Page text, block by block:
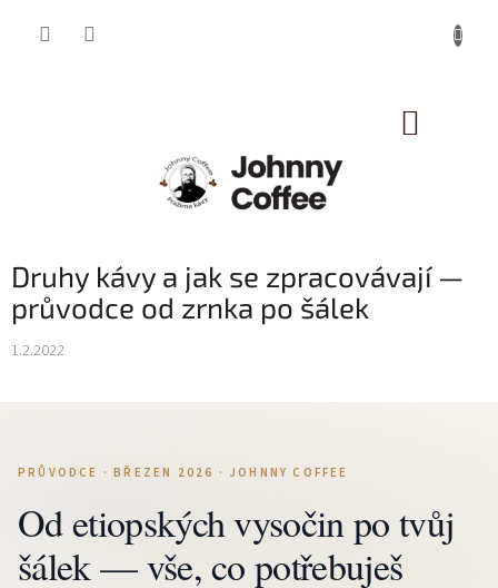
Druhy kávy a jak se zpracovávají —
průvodce od zrnka po šálek
1.2.2022
PRŮVODCE · BŘEZEN 2026 · JOHNNY COFFEE
Od etiopských vysočin po tvůj
šálek — vše, co potřebuješ